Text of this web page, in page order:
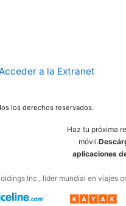
a la Extranet
los derechos reservados.
Haz tu próxima
móvil.
aplicaciones
Inc., líder mundial en viajes